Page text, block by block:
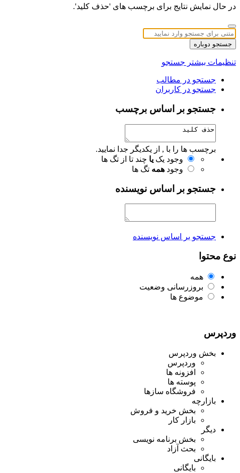
در حال نمایش نتایج برای برچسب های 'حذف کلید'.
جستجو دوباره
تنظیمات بیشتر جستجو
جستجو در مطالب
جستجو در کاربران
جستجو بر اساس برچسب
برچسب ها را با , از یکدیگر جدا نمایید.
وجود یک یا چند تا از تگ ها
وجود همه تگ ها
جستجو بر اساس نویسنده
جستجو بر اساس نویسنده
نوع محتوا
همه
بروزرسانی وضعیت
موضوع ها
وردپرس
بخش وردپرس
وردپرس
افزونه ها
پوسته ها
فروشگاه سازها
بازارچه
بخش خرید و فروش
بازار کار
دیگر
بخش برنامه نویسی
بحث آزاد
بایگانی
بایگانی